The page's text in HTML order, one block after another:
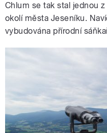
Chlum se tak stal jednou
okolí města Jeseníku.
vybudována přírodní